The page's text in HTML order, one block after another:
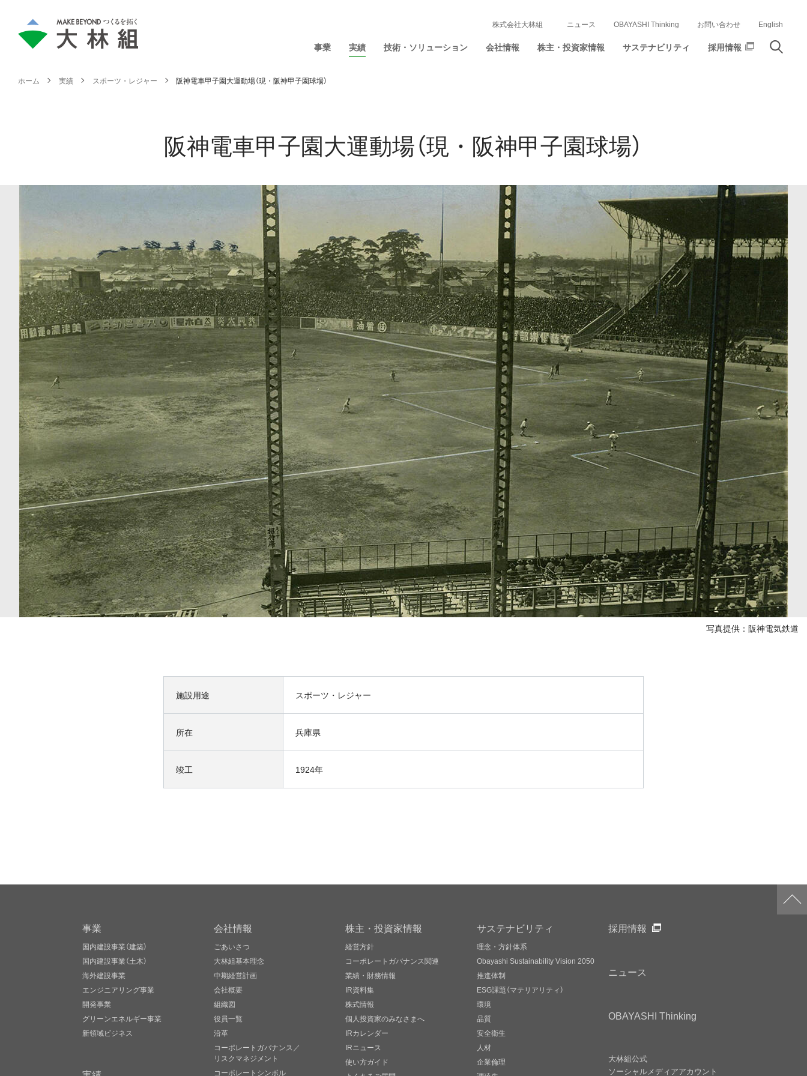
事業 実績 技術・ソリューション 会社情報 株主・投資家情報 サステナビリティ 採用情報
株式会社大林組 ニュース OBAYASHI Thinking お問い合わせ English
ホーム 実績 スポーツ・レジャー 阪神電車甲子園大運動場（現・阪神甲子園球場）
阪神電車甲子園大運動場（現・阪神甲子園球場）
写真提供：阪神電気鉄道
施設用途 スポーツ・レジャー
所在 兵庫県
竣工 1924年
事業
国内建設事業（建築）
国内建設事業（土木）
海外建設事業
エンジニアリング事業
開発事業
グリーンエネルギー事業
新領域ビジネス
会社情報
ごあいさつ
大林組基本理念
中期経営計画
会社概要
組織図
役員一覧
沿革
コーポレートガバナンス／
リスクマネジメント
コーポレートシンボル
株主・投資家情報
経営方針
コーポレートガバナンス関連
業績・財務情報
IR資料集
株式情報
個人投資家のみなさまへ
IRカレンダー
IRニュース
使い方ガイド
サステナビリティ
理念・方針体系
Obayashi Sustainability Vision 2050
推進体制
ESG課題（マテリアリティ）
環境
品質
安全衛生
人材
企業倫理
採用情報
ニュース
OBAYASHI Thinking
大林組公式
ソーシャルメディアアカウント